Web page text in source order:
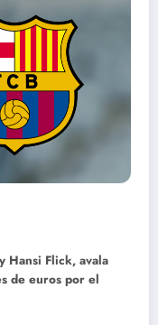
Hansi Flick, avala
de euros por el